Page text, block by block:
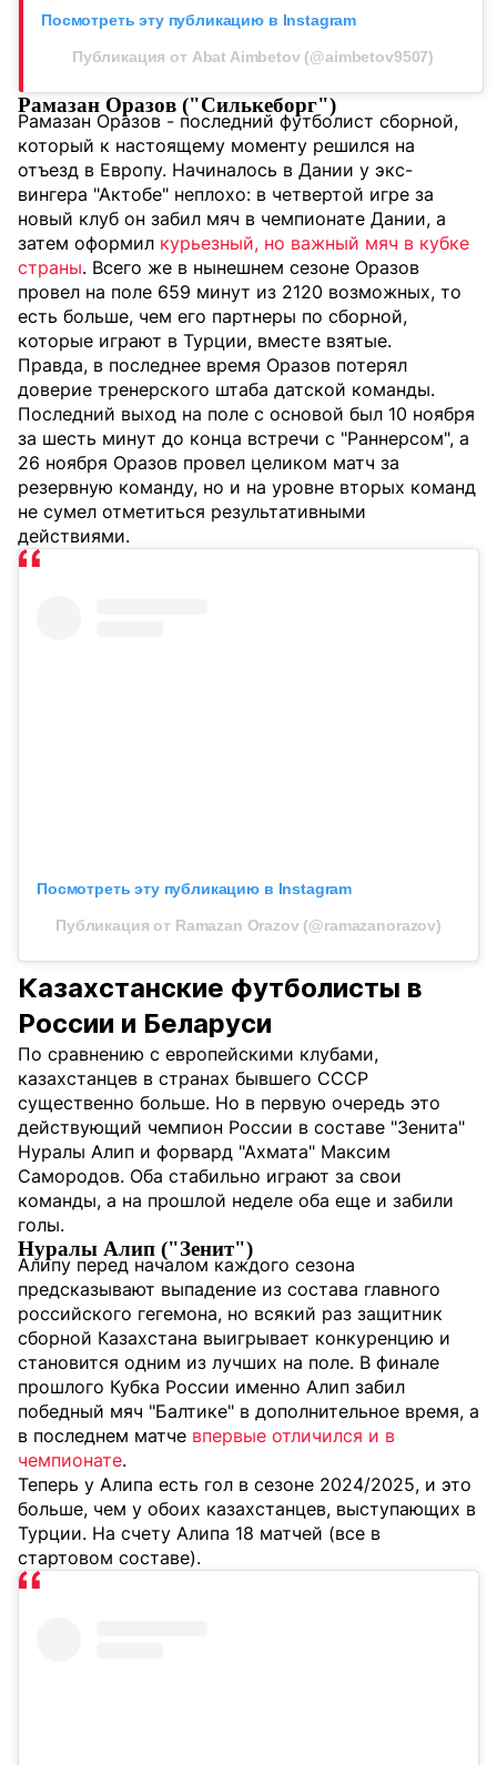
Посмотреть эту публикацию в Instagram
Публикация от Abat Aimbetov (@aimbetov9507)
Рамазан Оразов ("Силькеборг")
Рамазан Оразов - последний футболист сборной,
который к настоящему моменту решился на
отъезд в Европу. Начиналось в Дании у экс-
вингера "Актобе" неплохо: в четвертой игре за
новый клуб он забил мяч в чемпионате Дании, а
затем оформил курьезный, но важный мяч в кубке
страны. Всего же в нынешнем сезоне Оразов
провел на поле 659 минут из 2120 возможных, то
есть больше, чем его партнеры по сборной,
которые играют в Турции, вместе взятые.
Правда, в последнее время Оразов потерял
доверие тренерского штаба датской команды.
Последний выход на поле с основой был 10 ноября
за шесть минут до конца встречи с "Раннерсом", а
26 ноября Оразов провел целиком матч за
резервную команду, но и на уровне вторых команд
не сумел отметиться результативными
действиями.
Посмотреть эту публикацию в Instagram
Публикация от Ramazan Orazov (@ramazanorazov)
Казахстанские футболисты в
России и Беларуси
По сравнению с европейскими клубами,
казахстанцев в странах бывшего СССР
существенно больше. Но в первую очередь это
действующий чемпион России в составе "Зенита"
Нуралы Алип и форвард "Ахмата" Максим
Самородов. Оба стабильно играют за свои
команды, а на прошлой неделе оба еще и забили
голы.
Нуралы Алип ("Зенит")
Алипу перед началом каждого сезона
предсказывают выпадение из состава главного
российского гегемона, но всякий раз защитник
сборной Казахстана выигрывает конкуренцию и
становится одним из лучших на поле. В финале
прошлого Кубка России именно Алип забил
победный мяч "Балтике" в дополнительное время, а
в последнем матче впервые отличился и в
чемпионате.
Теперь у Алипа есть гол в сезоне 2024/2025, и это
больше, чем у обоих казахстанцев, выступающих в
Турции. На счету Алипа 18 матчей (все в
стартовом составе).